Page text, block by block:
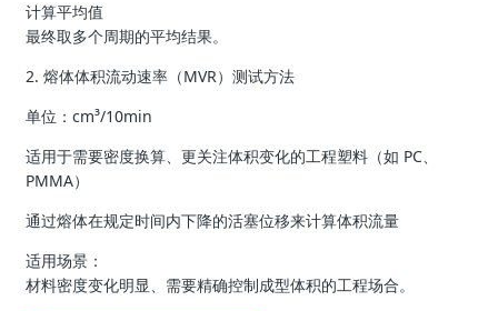
计算平均值
最终取多个周期的平均结果。
2. 熔体体积流动速率（MVR）测试方法
单位：cm³/10min
适用于需要密度换算、更关注体积变化的工程塑料（如 PC、
PMMA）
通过熔体在规定时间内下降的活塞位移来计算体积流量
适用场景：
材料密度变化明显、需要精确控制成型体积的工程场合。